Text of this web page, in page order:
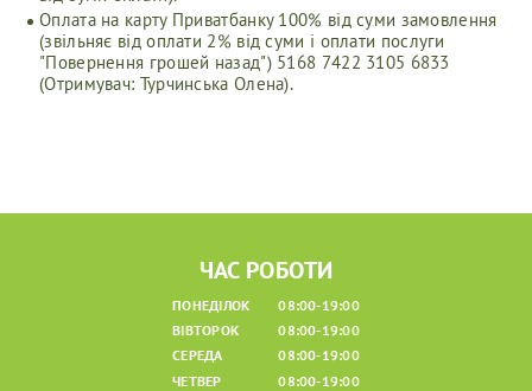
Оплата на карту Приватбанку 100% від суми замовлення
(звільняє від оплати 2% від суми і оплати послуги
"Повернення грошей назад") 5168 7422 3105 6833
(Отримувач: Турчинська Олена).
ЧАС РОБОТИ
ПОНЕДІЛОК
08:00-19:00
ВІВТОРОК
08:00-19:00
СЕРЕДА
08:00-19:00
ЧЕТВЕР
08:00-19:00